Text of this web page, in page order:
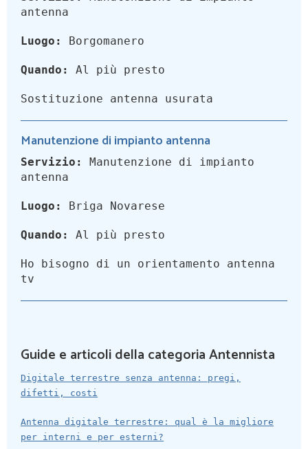
antenna
Luogo: Borgomanero
Quando: Al più presto
Sostituzione antenna usurata
Manutenzione di impianto antenna
Servizio:
Manutenzione di impianto
antenna
Luogo: Briga Novarese
Quando: Al più presto
Ho bisogno di un orientamento antenna
tv
Guide e articoli della categoria Antennista
Digitale terrestre senza antenna: pregi,
difetti, costi
Antenna digitale terrestre: qual è la migliore
per interni e per esterni?